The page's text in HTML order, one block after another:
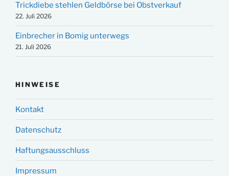
Trickdiebe stehlen Geldbörse bei Obstverkauf
22. Juli 2026
Einbrecher in Bomig unterwegs
21. Juli 2026
HINWEISE
Kontakt
Datenschutz
Haftungsausschluss
Impressum